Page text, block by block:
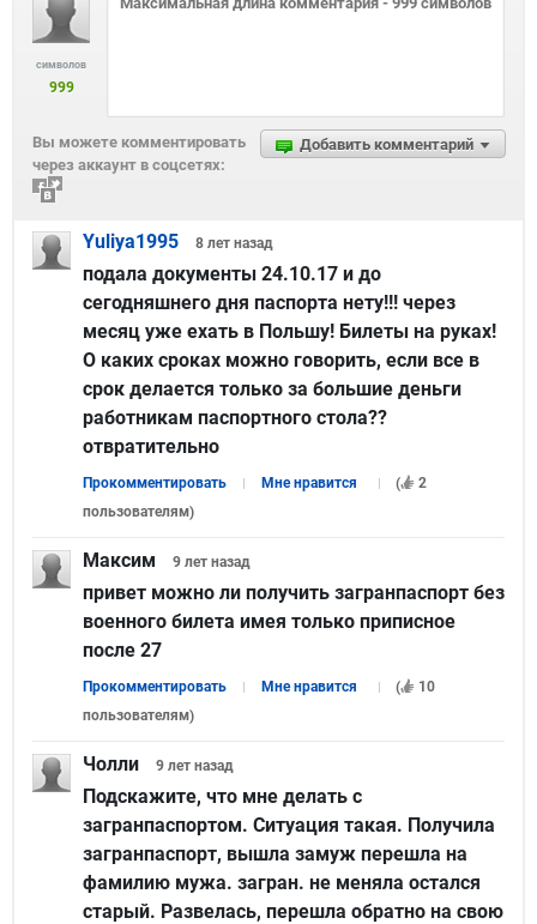
символов
999
Добавить комментарий
Вы можете комментировать
через аккаунт в соцсетях:
Yuliya1995 8 лет назад
подала документы 24.10.17 и до
сегодняшнего дня паспорта нету!!! через
месяц уже ехать в Польшу! Билеты на руках!
О каких сроках можно говорить, если все в
срок делается только за большие деньги
работникам паспортного стола??
отвратительно
Прокомментировать Мне нравится (
2
пользователям)
Максим 9 лет назад
привет можно ли получить загранпаспорт без
военного билета имея только приписное
после 27
Прокомментировать Мне нравится (
10
пользователям)
Чолли 9 лет назад
Подскажите, что мне делать с
загранпаспортом. Ситуация такая. Получила
загранпаспорт, вышла замуж перешла на
фамилию мужа. загран. не меняла остался
старый. Развелась, перешла обратно на свою